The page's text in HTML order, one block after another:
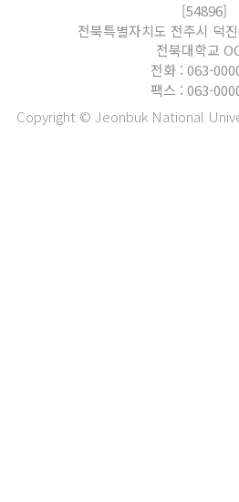
[54896]
전북특별자치도 전주시 덕
전북대학교
전화 : 063-
팩스 : 063-
Copyright © Jeonbuk National